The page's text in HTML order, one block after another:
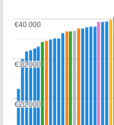
€20.000
€20.000
€30.000
€30.000
€40.000
€40.000